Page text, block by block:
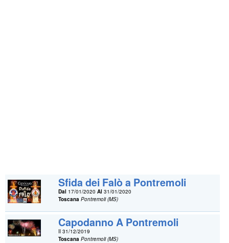
Sfida dei Falò a Pontremoli
Dal 17/01/2020Al 31/01/2020
Toscana Pontremoli (MS)
Capodanno A Pontremoli
Il 31/12/2019
Toscana Pontremoli (MS)